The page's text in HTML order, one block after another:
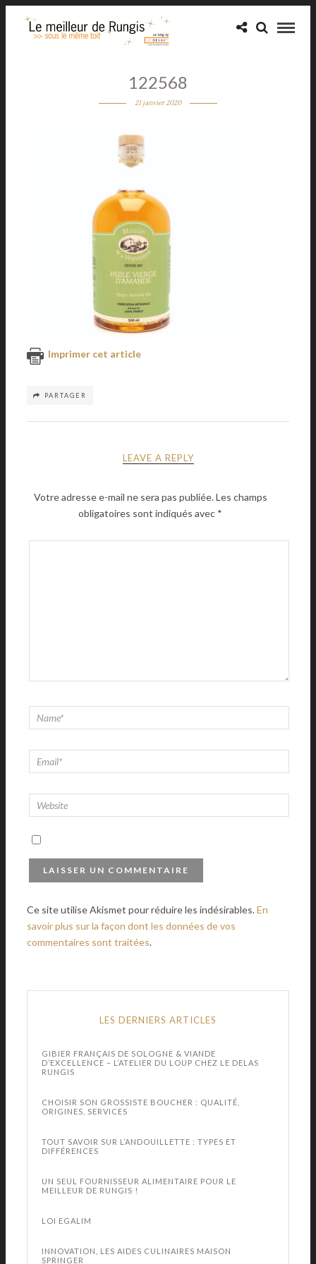
122568
21 janvier 2020
Imprimer cet article
PARTAGER
LEAVE A REPLY
Votre adresse e-mail ne sera pas publiée.Les champs
obligatoires sont indiqués avec *
Ce site utilise Akismet pour réduire les indésirables.En
savoir plus sur la façon dont les données de vos
commentaires sont traitées.
LES DERNIERS ARTICLES
GIBIER FRANÇAIS DE SOLOGNE & VIANDE
D’EXCELLENCE – L’ATELIER DU LOUP CHEZ LE DELAS
RUNGIS
CHOISIR SON GROSSISTE BOUCHER : QUALITÉ,
ORIGINES, SERVICES
TOUT SAVOIR SUR L’ANDOUILLETTE : TYPES ET
DIFFÉRENCES
UN SEUL FOURNISSEUR ALIMENTAIRE POUR LE
MEILLEUR DE RUNGIS !
LOI EGALIM
INNOVATION, LES AIDES CULINAIRES MAISON
SPRINGER